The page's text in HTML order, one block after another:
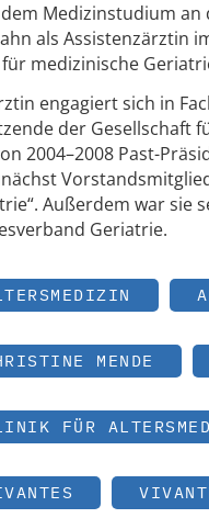
Medizinstudium
als Assistenzärztin
für medizinische
engagiert sich in
der Gesellschaft
2004–2008 Past-
Außerdem war sie
Geriatrie.
MENDE
FÜR